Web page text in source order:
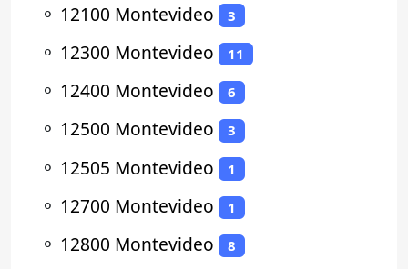
⚬ 12100 Montevideo 3
⚬ 12300 Montevideo 11
⚬ 12400 Montevideo 6
⚬ 12500 Montevideo 3
⚬ 12505 Montevideo 1
⚬ 12700 Montevideo 1
⚬ 12800 Montevideo 8